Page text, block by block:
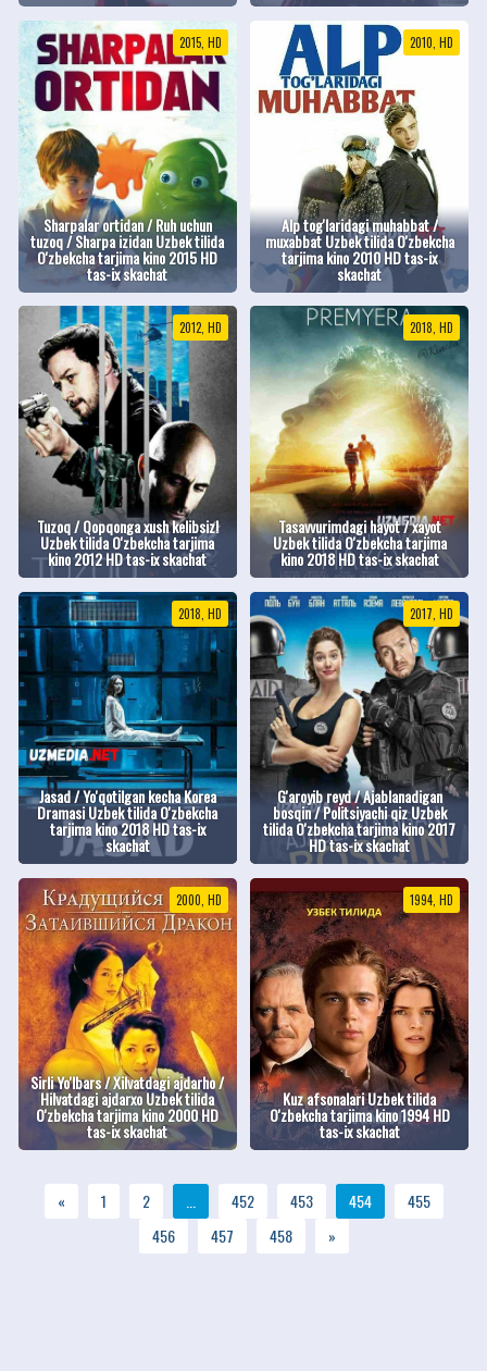
2015, HD
Sharpalar ortidan / Ruh uchun
tuzoq / Sharpa izidan Uzbek tilida
O'zbekcha tarjima kino 2015 HD
tas-ix skachat
2010, HD
Alp tog'laridagi muhabbat /
muxabbat Uzbek tilida O'zbekcha
tarjima kino 2010 HD tas-ix
skachat
2012, HD
Tuzoq / Qopqonga xush kelibsiz!
Uzbek tilida O'zbekcha tarjima
kino 2012 HD tas-ix skachat
2018, HD
Tasavvurimdagi hayot / xayot
Uzbek tilida O'zbekcha tarjima
kino 2018 HD tas-ix skachat
2018, HD
Jasad / Yo'qotilgan kecha Korea
Dramasi Uzbek tilida O'zbekcha
tarjima kino 2018 HD tas-ix
skachat
2017, HD
G'aroyib reyd / Ajablanadigan
bosqin / Politsiyachi qiz Uzbek
tilida O'zbekcha tarjima kino 2017
HD tas-ix skachat
2000, HD
Sirli Yo'lbars / Xilvatdagi ajdarho /
Hilvatdagi ajdarxo Uzbek tilida
O'zbekcha tarjima kino 2000 HD
tas-ix skachat
1994, HD
Kuz afsonalari Uzbek tilida
O'zbekcha tarjima kino 1994 HD
tas-ix skachat
« 1 2 ... 452 453 454
455
456
457 458 »